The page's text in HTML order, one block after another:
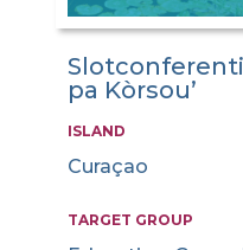
pa Kòrsou’
ISLAND
Curaçao
TARGET GROUP